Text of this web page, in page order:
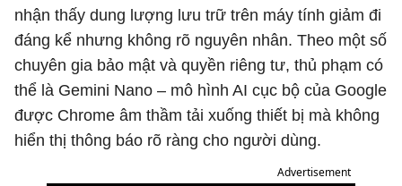
nhận thấy dung lượng lưu trữ trên máy tính giảm đi
đáng kể nhưng không rõ nguyên nhân. Theo một số
chuyên gia bảo mật và quyền riêng tư, thủ phạm có
thể là Gemini Nano – mô hình AI cục bộ của Google
được Chrome âm thầm tải xuống thiết bị mà không
hiển thị thông báo rõ ràng cho người dùng.
Advertisement